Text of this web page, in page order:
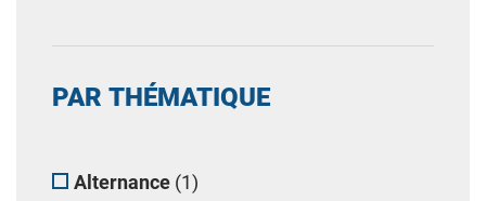
PAR THÉMATIQUE
Alternance (1)